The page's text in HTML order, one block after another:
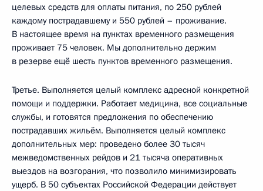
целевых средств для оплаты питания, по 250 рублей
каждому пострадавшему и 550 рублей – проживание.
В настоящее время на пунктах временного размещения
проживает 75 человек. Мы дополнительно держим
в резерве ещё шесть пунктов временного размещения.
Третье. Выполняется целый комплекс адресной конкретной
помощи и поддержки. Работает медицина, все социальные
службы, и готовятся предложения по обеспечению
пострадавших жильём. Выполняется целый комплекс
дополнительных мер: проведено более 30 тысяч
межведомственных рейдов и 21 тысяча оперативных
выездов на возгорания, что позволило минимизировать
ущерб. В 50 субъектах Российской Федерации действует